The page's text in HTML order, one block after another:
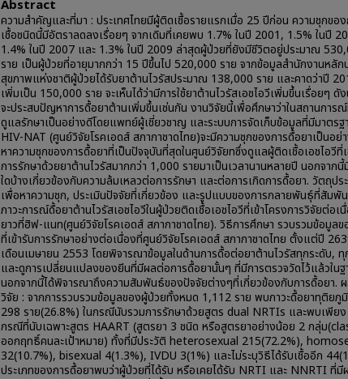
Abstract
ความสำคัญและที่มา : ประเทศไทยมีผู้ติดเชื้อรายแรกเมื่อ 25 ปีก่อน ความชุกขอ
เชื้อชนิดนี้มีอัตราลดลงเรื่อยๆ จากเดิมที่เคยพบ 1.7% ในปี 2001, 1.5% ในปี
1.4% ในปี 2007 และ 1.3% ในปี 2009 ล่าสุดผู้ป่วยที่ยังมีชีวิตอยู่ประมาณ
ราย เป็นผู้ป่วยที่อายุมากกว่า 15 ปีขึ้นไป 520,000 ราย จากข้อมูลสำนักงานหลัก
สุขภาพแห่งชาติผู้ป่วยได้รับยาต้านไวรัสประมาณ 138,000 ราย และคาดว่าปี
เพิ่มเป็น 150,000 ราย จะเห็นได้ว่ามีการใช้ยาต้านไวรัสเอชไอวีเพิ่มขึ้นเรื่อยๆ ดั
จะประสบปัญหาการดื้อยาต้านเพิ่มขึ้นเช่นกัน งานวิจัยนี้เพื่อศึกษาว่าในสถานการ
ดูแลรักษาเป็นอย่างดีโดยแพทย์ผู้เชี่ยวชาญ และระบบการจัดเก็บข้อมูลที่มีมาตร
HIV-NAT (ศูนย์วิจัยโรคเอดส์ สภากาชาดไทย)จะมีความชุกของการดื้อยาเป็นอย่
หาความชุกของการดื้อยาที่เป็นปัจจุบันที่สุดในศูนย์วิจัยทซึ่งดูแลผู้ติดเชื้อเอชไอวีที่
การรักษาด้วยยาต้านไวรัสมากกว่า 1,000 รายมาเป็นเวลานานหลายปี นอกจากนี้
ใดบ้างเกี่ยวข้องกับความล้มเหลวต่อการรักษา และต่อการเกิดการดื้อยา. วัตถุปร
เพื่อหาความชุก, ประเมินปัจจัยที่เกี่ยวข้อง และรูปแบบของการกลายพันธุ์ที่สัมพั
ภาวะการณ์ดื้อยาต้านไวรัสเอชไอวีในผู้ป่วยติดเชื้อเอชไอวีที่เข้าโครงการวิจัยต่อเ
ยาวที่ฮิฟ-แนท(ศูนย์วิจัยโรคเอดส์ สภากาชาดไทย). วิธีการศึกษา รวบรวมข้อมูล
ที่เข้ารับการรักษาอย่างต่อเนื่องที่ศูนย์วิจัยโรคเอดส์ สภากาชาดไทย ตั้งแต่ปี
เดือนเมษายน 2553 โดยพิจารณาข้อมูลในด้านการดื้อต่อยาต้านไวรัสทุกระดับ,
และดูการเปลี่ยนแปลงของยีนที่มีผลต่อการดื้อยานั้นๆ ที่มีการตรวจวัดไว้แล้วใน
นอกจากนี้ได้พิจารณาถึงความสัมพันธ์ของปัจจัยต่างๆที่เกี่ยวข้องกับการดื้อยา.
วิจัย : จากการรวบรวมข้อมูลของผู้ป่วยทั้งหมด 1,112 ราย พบภาวะดื้อยาทุติยภู
298 ราย(26.8%) ในกรณีนับรวมการรักษาด้วยสูตร dual NRTIs และพบเพีย
กรณีที่นับเฉพาะสูตร HAART (สูตรยา 3 ชนิด หรือสูตรยาอย่างน้อย 2 กลุ่ม
ออกฤทธิ์คนละเป้าหมาย) ทั้งที่มีประวัติ heterosexual 215(72.2%),
32(10.7%), bisexual 4(1.3%), IVDU 3(1%) และไม่ระบุวิธีได้รับเชื้ออีก
ประเภทของการดื้อยาพบว่าผู้ป่วยที่ได้รับ หรือเคยได้รับ NRTI และ NNRTI ที่มี